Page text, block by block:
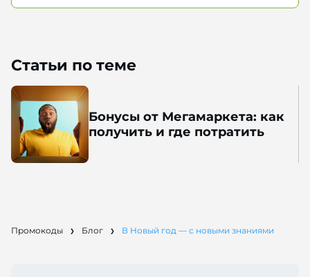
Статьи по теме
Бонусы от Мегамаркета: как
получить и где потратить
Промокоды Блог В Новый год — с новыми знаниями